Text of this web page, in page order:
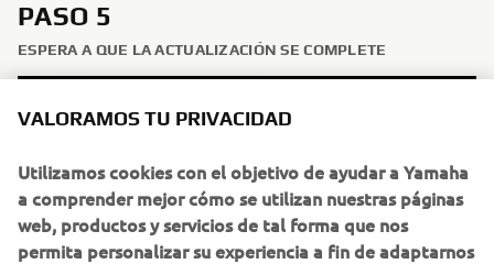
PASO 5
ESPERA A QUE LA ACTUALIZACIÓN SE COMPLETE
VALORAMOS TU PRIVACIDAD
Utilizamos cookies con el objetivo de ayudar a Yamaha
a comprender mejor cómo se utilizan nuestras páginas
web, productos y servicios de tal forma que nos
permita personalizar su experiencia a fin de adaptarnos